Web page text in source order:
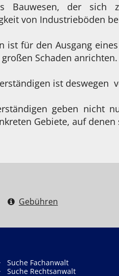
Bauwesen, der sich
von Industrieböden
ist für den Ausgang
Schaden anrichten.
ist deswegen
geben nicht
Gebiete, auf
Gebühren
Suche Fachanwalt
Suche Rechtsanwalt